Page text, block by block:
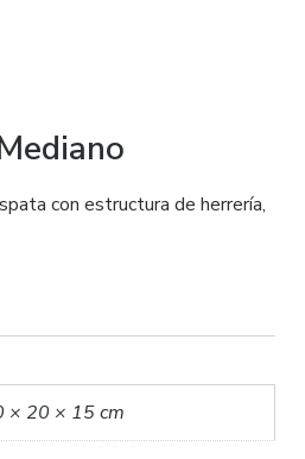
con estructura de herrería,
× 20 × 15 cm